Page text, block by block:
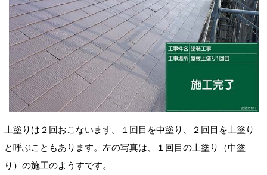
上塗りは２回おこないます。１回目を中塗り、２回目を上塗り
と呼ぶこともあります。左の写真は、１回目の上塗り（中塗
り）の施工のようすです。